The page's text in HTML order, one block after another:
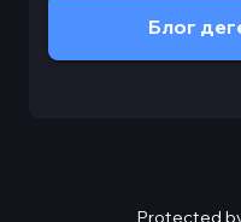
Блог
Protected